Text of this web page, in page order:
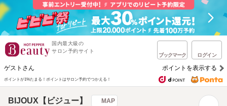
国内最大級の
サロン予約サイト
ブックマーク ログイン
ゲストさん ポイントを表示する
ポイントが1%たまる！ ポイントはサロン予約でつかえる！
BIJOUX【ビジュー】 MAP